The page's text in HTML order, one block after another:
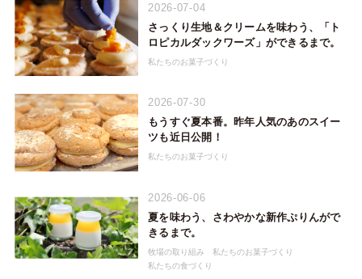
2026-07-04
さっくり生地＆クリームを味わう、「ト
ロピカルダックワーズ」ができるまで。
私たちのお菓子づくり
2026-07-30
もうすぐ夏本番。昨年人気のあのスイー
ツも近日公開！
私たちのお菓子づくり
2026-06-06
夏を味わう、さわやかな新作ぷりんがで
きるまで。
牧場の取り組み
私たちのお菓子づくり
私たちの食づくり